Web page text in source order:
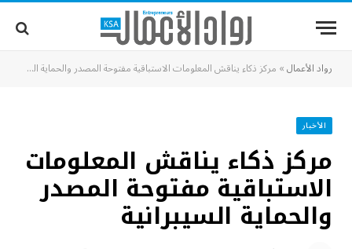
رواد الأعمال» مركز ذكاء يناقش المعلومات الاستباقية مفتوحة المصدر والحماية السيبرانية
الأخبار
مركز ذكاء يناقش المعلومات
الاستباقية مفتوحة المصدر
والحماية السيبرانية